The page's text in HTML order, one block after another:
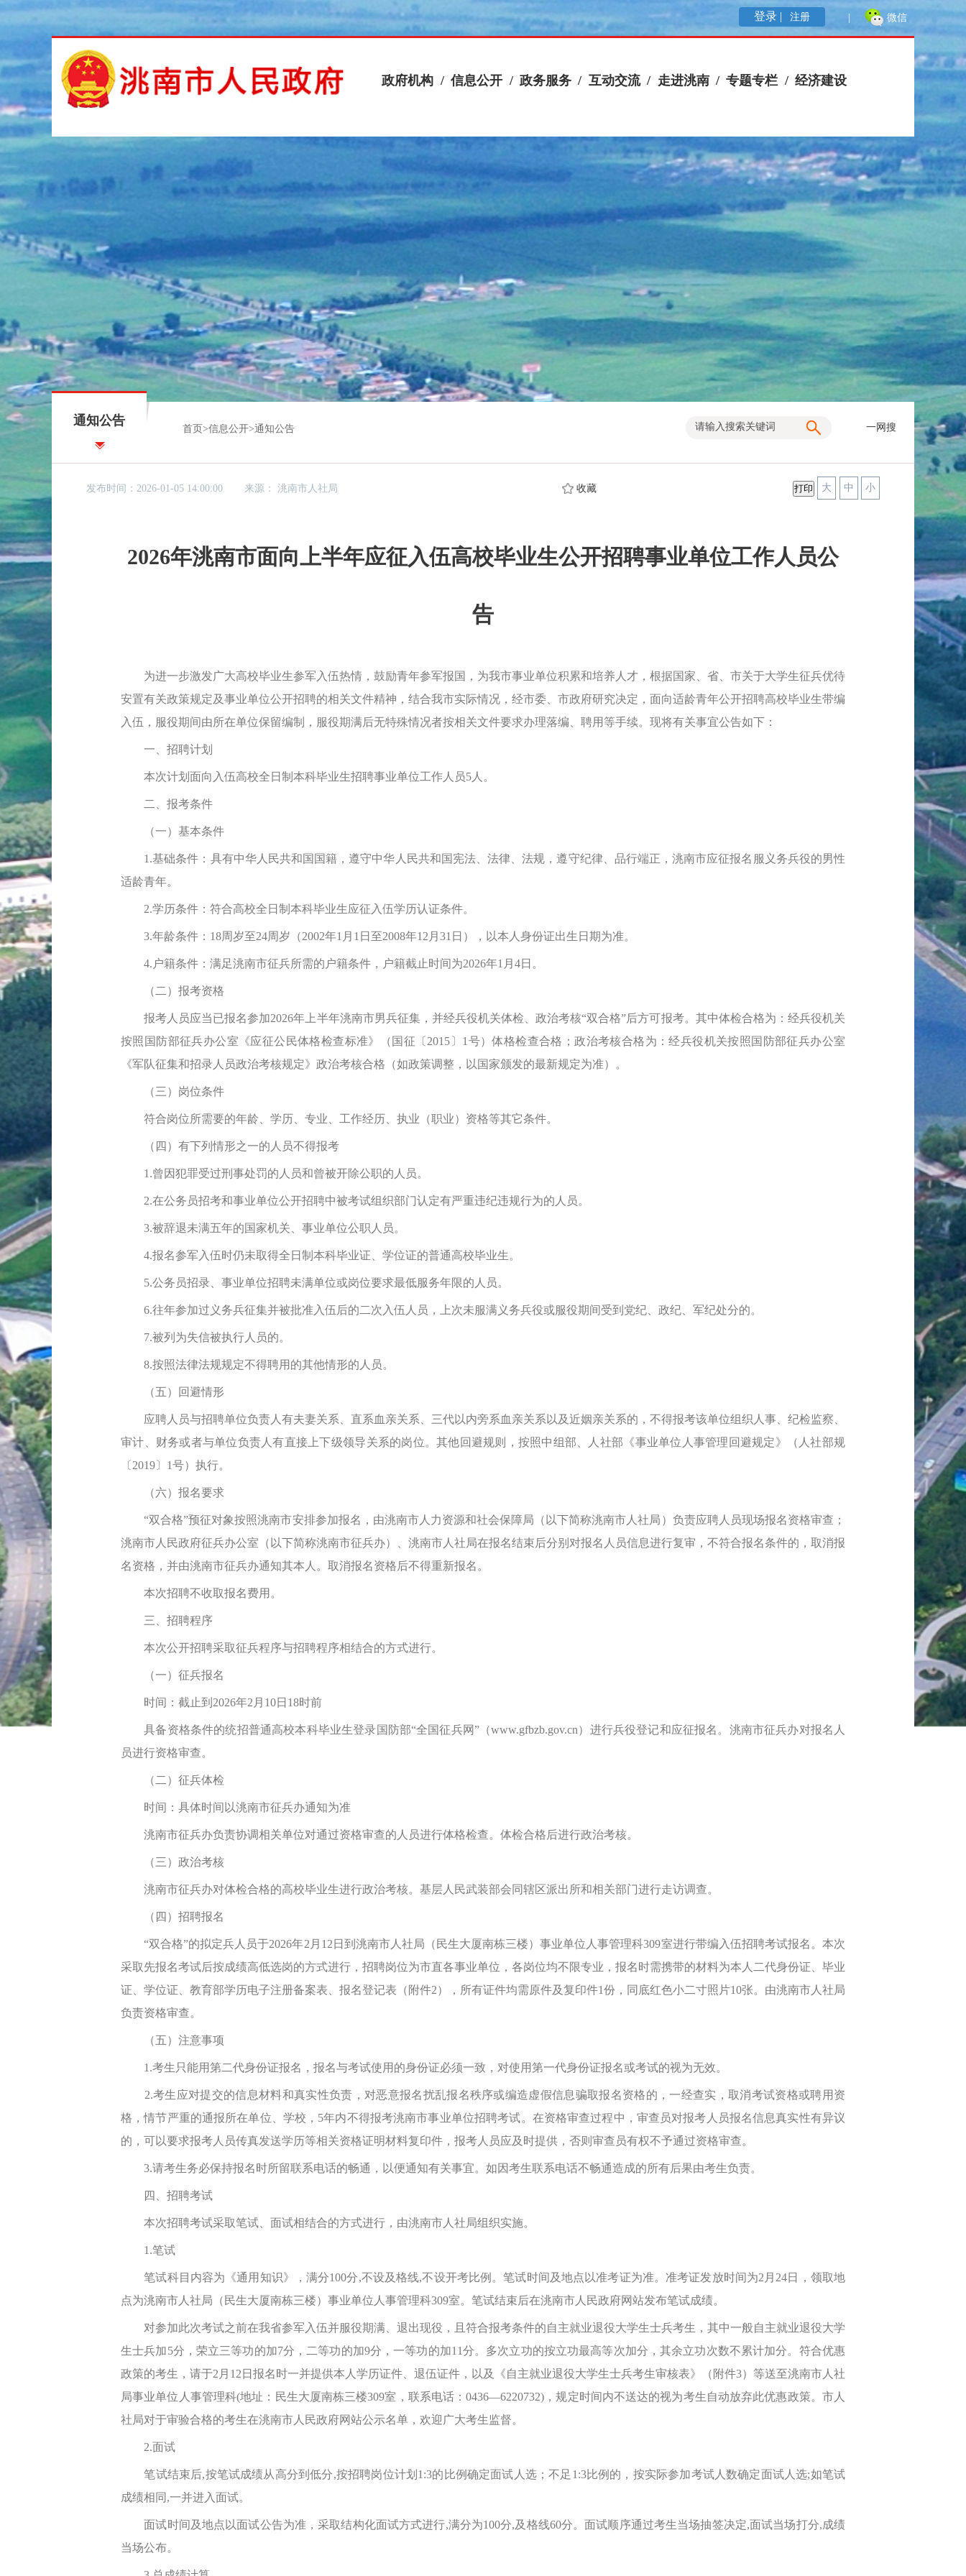
微信
登录 | 注册
政府机构 / 信息公开 / 政务服务 / 互动交流 / 走进洮南 / 专题专栏 / 经济建设
通知公告
首页 >信息公开>通知公告 一网搜
发布时间：2026-01-05 14:00:00 来源：洮南市人社局 小
中
大
收藏
2026年洮南市面向上半年应征入伍高校毕业生公开招聘事业单位工作人员公
告
为进一步激发广大高校毕业生参军入伍热情，鼓励青年参军报国，为我市事业单位积累和培养人才，根据国家、省、市关于大学生征兵优待
安置有关政策规定及事业单位公开招聘的相关文件精神，结合我市实际情况，经市委、市政府研究决定，面向适龄青年公开招聘高校毕业生带编
入伍，服役期间由所在单位保留编制，服役期满后无特殊情况者按相关文件要求办理落编、聘用等手续。现将有关事宜公告如下：
一、招聘计划
本次计划面向入伍高校全日制本科毕业生招聘事业单位工作人员5人。
二、报考条件
（一）基本条件
1.基础条件：具有中华人民共和国国籍，遵守中华人民共和国宪法、法律、法规，遵守纪律、品行端正，洮南市应征报名服义务兵役的男性
适龄青年。
2.学历条件：符合高校全日制本科毕业生应征入伍学历认证条件。
3.年龄条件：18周岁至24周岁（2002年1月1日至2008年12月31日），以本人身份证出生日期为准。
4.户籍条件：满足洮南市征兵所需的户籍条件，户籍截止时间为2026年1月4日。
（二）报考资格
报考人员应当已报名参加2026年上半年洮南市男兵征集，并经兵役机关体检、政治考核“双合格”后方可报考。其中体检合格为：经兵役机关
按照国防部征兵办公室《应征公民体格检查标准》（国征〔2015〕1号）体格检查合格；政治考核合格为：经兵役机关按照国防部征兵办公室
《军队征集和招录人员政治考核规定》政治考核合格（如政策调整，以国家颁发的最新规定为准）。
（三）岗位条件
符合岗位所需要的年龄、学历、专业、工作经历、执业（职业）资格等其它条件。
（四）有下列情形之一的人员不得报考
1.曾因犯罪受过刑事处罚的人员和曾被开除公职的人员。
2.在公务员招考和事业单位公开招聘中被考试组织部门认定有严重违纪违规行为的人员。
3.被辞退未满五年的国家机关、事业单位公职人员。
4.报名参军入伍时仍未取得全日制本科毕业证、学位证的普通高校毕业生。
5.公务员招录、事业单位招聘未满单位或岗位要求最低服务年限的人员。
6.往年参加过义务兵征集并被批准入伍后的二次入伍人员，上次未服满义务兵役或服役期间受到党纪、政纪、军纪处分的。
7.被列为失信被执行人员的。
8.按照法律法规规定不得聘用的其他情形的人员。
（五）回避情形
应聘人员与招聘单位负责人有夫妻关系、直系血亲关系、三代以内旁系血亲关系以及近姻亲关系的，不得报考该单位组织人事、纪检监察、
审计、财务或者与单位负责人有直接上下级领导关系的岗位。其他回避规则，按照中组部、人社部《事业单位人事管理回避规定》（人社部规
〔2019〕1号）执行。
（六）报名要求
“双合格”预征对象按照洮南市安排参加报名，由洮南市人力资源和社会保障局（以下简称洮南市人社局）负责应聘人员现场报名资格审查；
洮南市人民政府征兵办公室（以下简称洮南市征兵办）、洮南市人社局在报名结束后分别对报名人员信息进行复审，不符合报名条件的，取消报
名资格，并由洮南市征兵办通知其本人。取消报名资格后不得重新报名。
本次招聘不收取报名费用。
三、招聘程序
本次公开招聘采取征兵程序与招聘程序相结合的方式进行。
（一）征兵报名
时间：截止到2026年2月10日18时前
具备资格条件的统招普通高校本科毕业生登录国防部“全国征兵网”（www.gfbzb.gov.cn）进行兵役登记和应征报名。洮南市征兵办对报名人
员进行资格审查。
（二）征兵体检
时间：具体时间以洮南市征兵办通知为准
洮南市征兵办负责协调相关单位对通过资格审查的人员进行体格检查。体检合格后进行政治考核。
（三）政治考核
洮南市征兵办对体检合格的高校毕业生进行政治考核。基层人民武装部会同辖区派出所和相关部门进行走访调查。
（四）招聘报名
“双合格”的拟定兵人员于2026年2月12日到洮南市人社局（民生大厦南栋三楼）事业单位人事管理科309室进行带编入伍招聘考试报名。本次
采取先报名考试后按成绩高低选岗的方式进行，招聘岗位为市直各事业单位，各岗位均不限专业，报名时需携带的材料为本人二代身份证、毕业
证、学位证、教育部学历电子注册备案表、报名登记表（附件2），所有证件均需原件及复印件1份，同底红色小二寸照片10张。由洮南市人社局
负责资格审查。
（五）注意事项
1.考生只能用第二代身份证报名，报名与考试使用的身份证必须一致，对使用第一代身份证报名或考试的视为无效。
2.考生应对提交的信息材料和真实性负责，对恶意报名扰乱报名秩序或编造虚假信息骗取报名资格的，一经查实，取消考试资格或聘用资
格，情节严重的通报所在单位、学校，5年内不得报考洮南市事业单位招聘考试。在资格审查过程中，审查员对报考人员报名信息真实性有异议
的，可以要求报考人员传真发送学历等相关资格证明材料复印件，报考人员应及时提供，否则审查员有权不予通过资格审查。
3.请考生务必保持报名时所留联系电话的畅通，以便通知有关事宜。如因考生联系电话不畅通造成的所有后果由考生负责。
四、招聘考试
本次招聘考试采取笔试、面试相结合的方式进行，由洮南市人社局组织实施。
1.笔试
笔试科目内容为《通用知识》，满分100分,不设及格线,不设开考比例。笔试时间及地点以准考证为准。准考证发放时间为2月24日，领取地
点为洮南市人社局（民生大厦南栋三楼）事业单位人事管理科309室。笔试结束后在洮南市人民政府网站发布笔试成绩。
对参加此次考试之前在我省参军入伍并服役期满、退出现役，且符合报考条件的自主就业退役大学生士兵考生，其中一般自主就业退役大学
生士兵加5分，荣立三等功的加7分，二等功的加9分，一等功的加11分。多次立功的按立功最高等次加分，其余立功次数不累计加分。符合优惠
政策的考生，请于2月12日报名时一并提供本人学历证件、退伍证件，以及《自主就业退役大学生士兵考生审核表》（附件3）等送至洮南市人社
局事业单位人事管理科(地址：民生大厦南栋三楼309室，联系电话：0436—6220732)，规定时间内不送达的视为考生自动放弃此优惠政策。市人
社局对于审验合格的考生在洮南市人民政府网站公示名单，欢迎广大考生监督。
2.面试
笔试结束后,按笔试成绩从高分到低分,按招聘岗位计划1:3的比例确定面试人选；不足1:3比例的，按实际参加考试人数确定面试人选;如笔试
成绩相同,一并进入面试。
面试时间及地点以面试公告为准，采取结构化面试方式进行,满分为100分,及格线60分。面试顺序通过考生当场抽签决定,面试当场打分,成绩
当场公布。